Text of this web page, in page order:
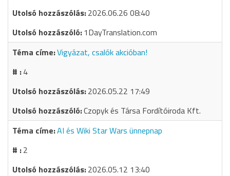
2026.06.26 08:40
1DayTranslation.com
Vigyázat, csalók akcióban!
4
2026.05.22 17:49
Czopyk és Társa Fordítóiroda Kft.
AI és Wiki Star Wars ünnepnap
2
2026.05.12 13:40